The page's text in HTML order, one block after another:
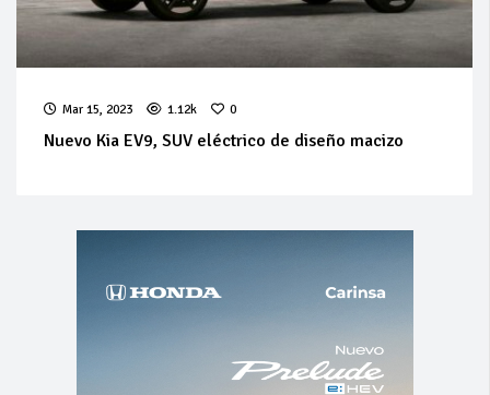
Mar 15, 2023 1.12k 0
Nuevo Kia EV9, SUV eléctrico de diseño macizo